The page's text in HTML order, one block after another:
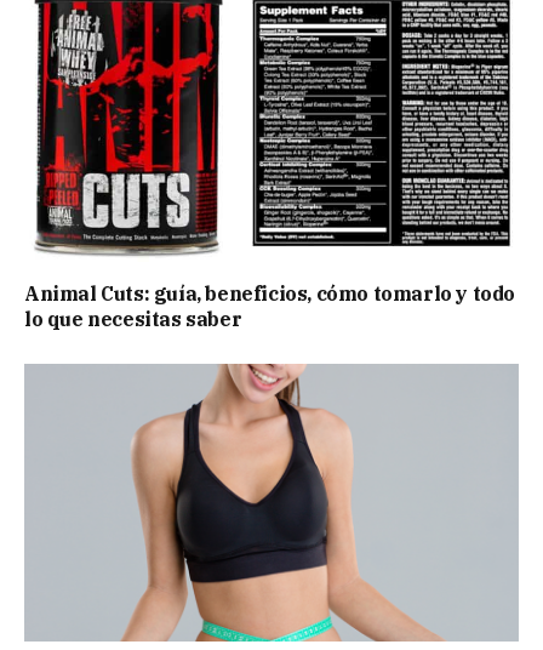
Animal Cuts: guía, beneficios, cómo tomarlo y todo
lo que necesitas saber